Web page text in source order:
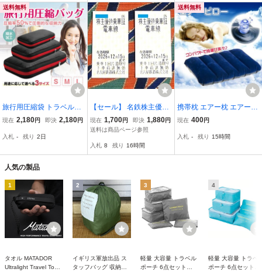
行 夜行バス 枕 折畳
可能 長時間移動
類 Yuumo+ くるタフ圧縮
パック
送料無料
旅行用圧縮袋 トラベルポ
ーチ 収納バッグ 旅行バッ
張 大容量 防水 トラベル
現在 2,180円 即決 2,180円
入札 - 残り 2日
【セール】 名鉄株主優待
乗車証 2枚セットA ◆202
6年12月15日まで ★送料
取引可 1枚で名鉄全線乗
現在 1,700円 即決 1,880円
送料は商品ページ参照
入札 8 残り 16時間
送料無料
携帯枕 エアー枕 エアーピ
ロー クッション アウトド
現在 400円
入札 - 残り 15時間
人気の製品
1
タオル MATADOR
Ultralight Travel Towel
2
イギリス軍放出品 ス
タッフバッグ 収納袋
3
軽量 大容量 トラベル
ポーチ 6点セット
4
軽量 大容量 トラベ
ポーチ 6点セット